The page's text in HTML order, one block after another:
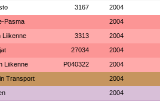
3167 2004
Pasma 2004
Liikenne 3313 2004
27034 2004
Liikenne P040322 2004
Transport 2004
2004